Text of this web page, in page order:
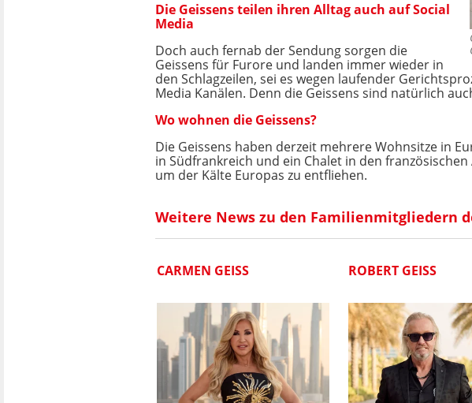
Die Geissens teilen ihren Alltag auch auf Social
Media
Doch auch fernab der Sendung sorgen die
Geissens für Furore und landen immer wieder in
den Schlagzeilen, sei es wegen laufender
Media Kanälen. Denn die Geissens sind natürlich
Wo wohnen die Geissens?
Die Geissens haben derzeit mehrere Wohnsitze in
in Südfrankreich und ein Chalet in den
um der Kälte Europas zu entfliehen.
Weitere News zu den Familienmitgliedern
CARMEN GEISS ROBERT GEISS